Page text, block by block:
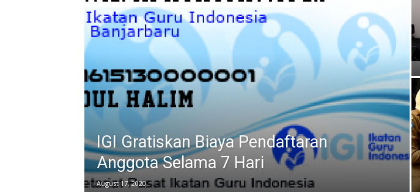
IGI Gratiskan Biaya Pendaftaran
Anggota Selama 7 Hari
August 17, 2020